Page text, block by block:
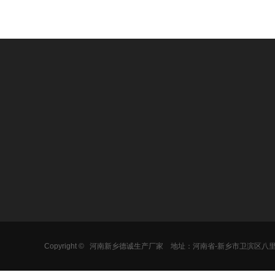
Copyright © 河南新乡德诚生产厂家 地址：河南省-新乡市卫滨区八